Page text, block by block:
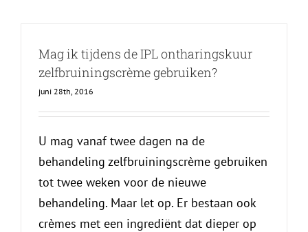
Mag ik tijdens de IPL ontharingskuur
zelfbruiningscrème gebruiken?
juni 28th, 2016
U mag vanaf twee dagen na de
behandeling zelfbruiningscrème gebruiken
tot twee weken voor de nieuwe
behandeling. Maar let op. Er bestaan ook
crèmes met een ingrediënt dat dieper op